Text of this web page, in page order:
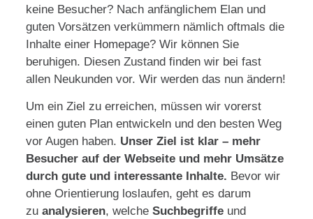
keine Besucher? Nach anfänglichem Elan und
guten Vorsätzen verkümmern nämlich oftmals die
Inhalte einer Homepage? Wir können Sie
beruhigen. Diesen Zustand finden wir bei fast
allen Neukunden vor. Wir werden das nun ändern!
Um ein Ziel zu erreichen, müssen wir vorerst
einen guten Plan entwickeln und den besten Weg
vor Augen haben. Unser Ziel ist klar – mehr
Besucher auf der Webseite und mehr Umsätze
durch gute und interessante Inhalte. Bevor wir
ohne Orientierung loslaufen, geht es darum
zu analysieren, welche Suchbegriffe und